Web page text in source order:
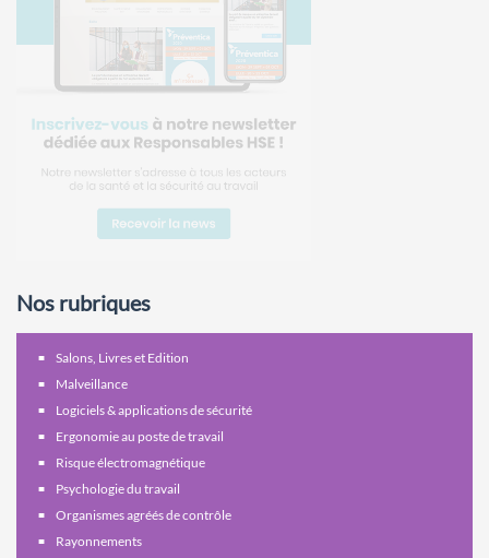
Nos rubriques
Salons, Livres et Edition
Malveillance
Logiciels & applications de sécurité
Ergonomie au poste de travail
Risque électromagnétique
Psychologie du travail
Organismes agréés de contrôle
Rayonnements